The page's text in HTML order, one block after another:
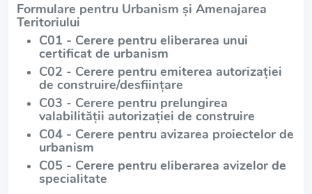
Formulare pentru Urbanism și Amenajarea
Teritoriului
C01 - Cerere pentru eliberarea unui
certificat de urbanism
C02 - Cerere pentru emiterea autorizației
de construire/desființare
C03 - Cerere pentru prelungirea
valabilității autorizației de construire
C04 - Cerere pentru avizarea proiectelor de
urbanism
C05 - Cerere pentru eliberarea avizelor de
specialitate